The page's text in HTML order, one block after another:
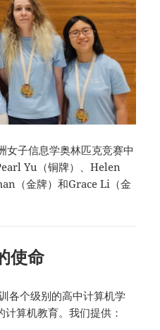
女子信息学奥林匹克竞赛中
Yu（铜牌）、Helen
（金牌）和Grace Li（金
使命
各个级别的高中计算机学
算机教育。我们提供：